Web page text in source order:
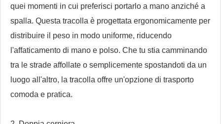
quei momenti in cui preferisci portarlo a mano anziché a
spalla. Questa tracolla è progettata ergonomicamente per
distribuire il peso in modo uniforme, riducendo
l'affaticamento di mano e polso. Che tu stia camminando
tra le strade affollate o semplicemente spostandoti da un
luogo all'altro, la tracolla offre un'opzione di trasporto
comoda e pratica.